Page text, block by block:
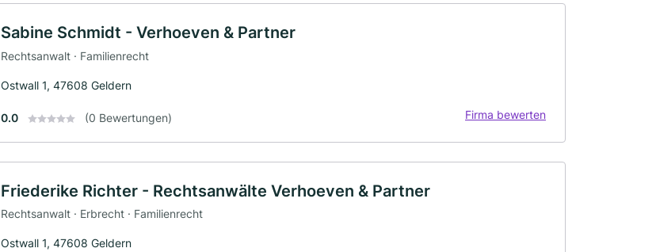
Sabine Schmidt - Verhoeven & Partner
Rechtsanwalt · Familienrecht
Ostwall 1, 47608 Geldern
0.0 (0 Bewertungen) Firma bewerten
Friederike Richter - Rechtsanwälte Verhoeven & Partner
Rechtsanwalt · Erbrecht · Familienrecht
Ostwall 1, 47608 Geldern